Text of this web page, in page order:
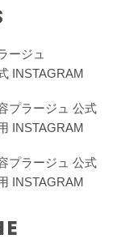
ージュ
INSTAGRAM
プラージュ 公式
INSTAGRAM
プラージュ 公式
INSTAGRAM